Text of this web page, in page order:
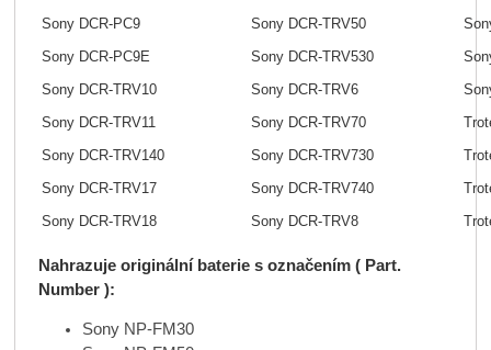
Sony DCR-PC9
Sony DCR-TRV50
Sony DCR-PC9E
Sony DCR-TRV530
Sony DCR-TRV10
Sony DCR-TRV6
Sony DCR-TRV11
Sony DCR-TRV70
Sony DCR-TRV140
Sony DCR-TRV730
Sony DCR-TRV17
Sony DCR-TRV740
Sony DCR-TRV18
Sony DCR-TRV8
Nahrazuje originální baterie s označením ( Part.
Number ):
Sony NP-FM30